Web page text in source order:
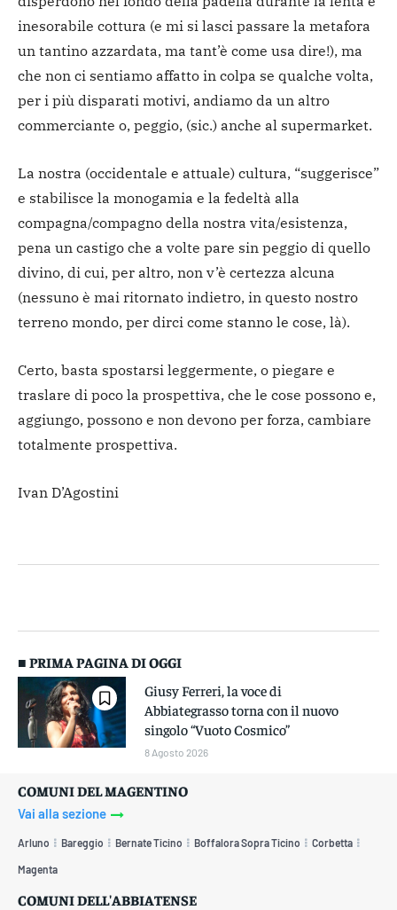
inesorabile cottura (e mi si lasci passare la metafora
un tantino azzardata, ma tant’è come usa dire!), ma
che non ci sentiamo affatto in colpa se qualche volta,
per i più disparati motivi, andiamo da un altro
commerciante o, peggio, (sic.) anche al supermarket.
La nostra (occidentale e attuale) cultura, “suggerisce”
e stabilisce la monogamia e la fedeltà alla
compagna/compagno della nostra vita/esistenza,
pena un castigo che a volte pare sin peggio di quello
divino, di cui, per altro, non v’è certezza alcuna
(nessuno è mai ritornato indietro, in questo nostro
terreno mondo, per dirci come stanno le cose, là).
Certo, basta spostarsi leggermente, o piegare e
traslare di poco la prospettiva, che le cose possono e,
aggiungo, possono e non devono per forza, cambiare
totalmente prospettiva.
Ivan D’Agostini
■ PRIMA PAGINA DI OGGI
Giusy Ferreri, la voce di
Abbiategrasso torna con il nuovo
singolo “Vuoto Cosmico”
8 Agosto 2026
COMUNI DEL MAGENTINO
Vai alla sezione
Arluno Bareggio Bernate Ticino Boffalora Sopra Ticino Corbetta
Magenta
COMUNI DELL'ABBIATENSE